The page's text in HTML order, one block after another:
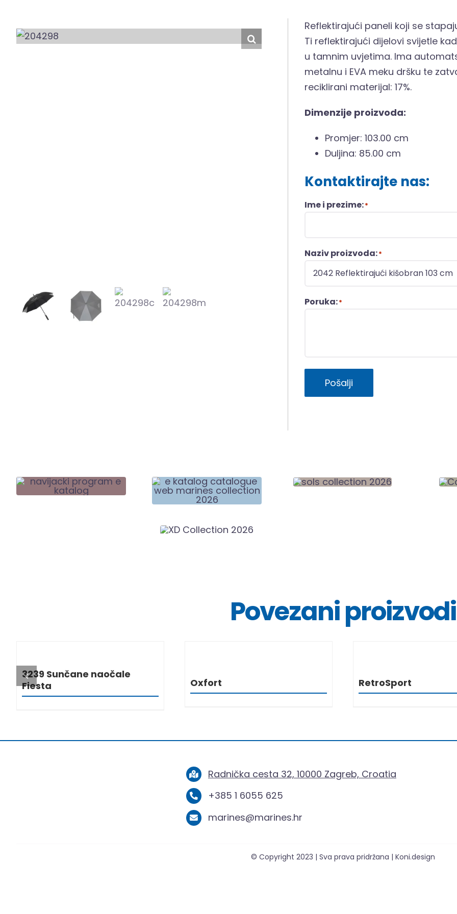
Reflektirajući paneli koji se
Ti reflektirajući dijelovi svijetle
u tamnim uvjetima. Ima
metalnu i EVA meku dršku te
reciklirani materijal: 17%.
Dimenzije proizvoda:
Promjer: 103.00 cm
Duljina: 85.00 cm
Kontaktirajte nas:
Ime i prezime:*
Naziv proizvoda:*
Poruka:*
Pošalji
Povezani proizvodi
3239 Sunčane naočale
Fiesta
Oxfort RetroSport
Radnička cesta 32, 10000 Zagreb, Croatia
+385 1 6055 625
marines@marines.hr
© Copyright 2023 | Sva prava pridržana | Koni.design